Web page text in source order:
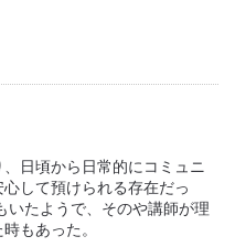
すが、22時以降の最終授業
一緒に解いてくれたり覚え
手厚かったです。
日頃から日常的にコミュニ
して預けられる存在だっ
いたようで、そのや講師が理
もあった。